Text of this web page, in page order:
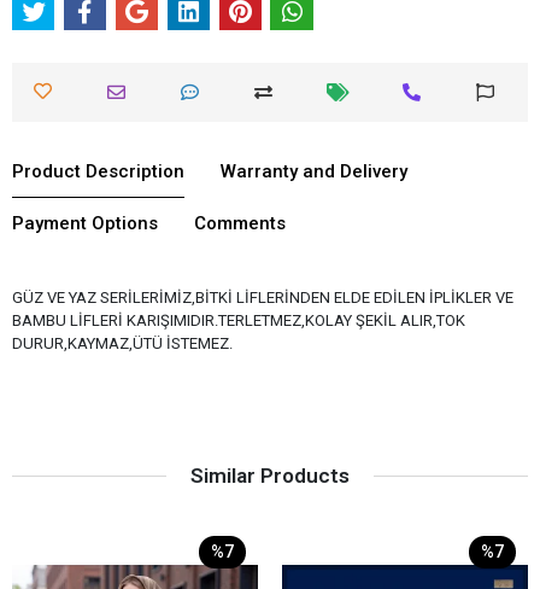
Product Description Warranty and Delivery
Payment Options Comments
GÜZ VE YAZ SERİLERİMİZ,BİTKİ LİFLERİNDEN ELDE EDİLEN İPLİKLER VE
BAMBU LİFLERİ KARIŞIMIDIR.TERLETMEZ,KOLAY ŞEKİL ALIR,TOK
DURUR,KAYMAZ,ÜTÜ İSTEMEZ.
Similar Products
%7 %7